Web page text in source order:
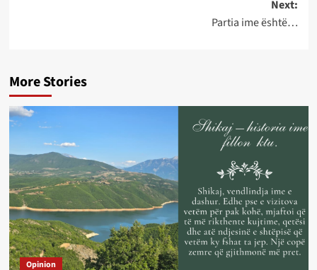
Next:
Partia ime është…
More Stories
Opinion